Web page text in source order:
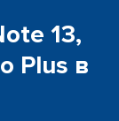
13,
Plus в